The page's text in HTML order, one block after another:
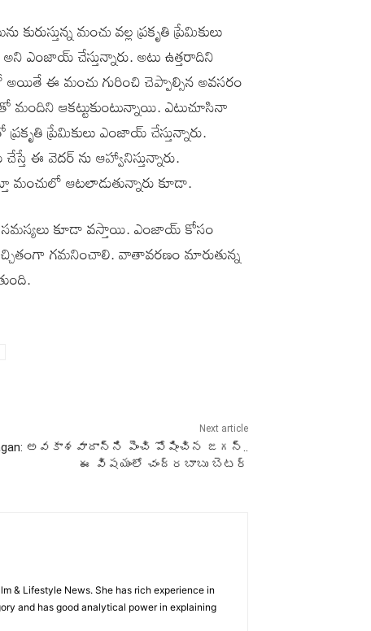
మంచు వల్ల ప్రకృతి ప్రేమికులు
ఎంజాయ్ చేస్తున్నారు. అటు ఉత్తరాదిని
ఈ మంచు గురించి చెప్పాల్సిన అవసరం
మందిని ఆకట్టుకుంటున్నాయి. ఎటుచూసినా
ప్రేమికులు ఎంజాయ్ చేస్తున్నారు.
ఈ వెదర్ ను ఆహ్వానిస్తున్నారు.
మంచులో ఆటలాడుతున్నారు కూడా.
కూడా వస్తాయి. ఎంజాయ్ కోసం
గమనించాలి. వాతావరణం మారుతున్న
Next article
అవకాశవాదాన్ని పెంచి పోషించిన జగన్..
ఈ విషయంలో చంద్రబాబు బెటర్
& Lifestyle News. She has rich experience in
and has good analytical power in explaining